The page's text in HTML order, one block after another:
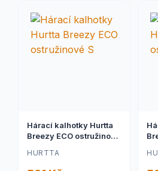
Hárací kalhotky Hurtta
Breezy ECO ostružinové
HURTTA